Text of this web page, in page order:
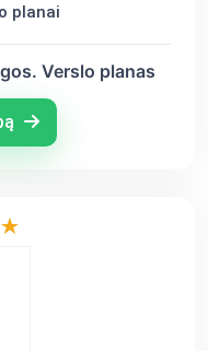
planai
Verslo planas